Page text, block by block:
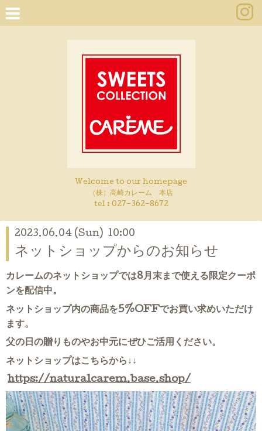
Welcome to our homepage
（株）高崎カレーム 本店
tel : 027-362-8672
2023.06.04 (Sun) 10:00
ネットショップからのお知らせ
カレームのネットショップでは8月末まで使える限定クーポ
ンを配信中。
ネットショップ内の商品を5%OFFでお買い求めいただけ
ます。
父の日の贈りものやお中元にぜひご活用ください。
ネットショップはこちらから↓↓
https://naturalcarem.base.shop/